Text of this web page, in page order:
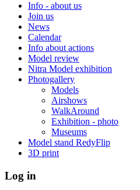
Info - about us
Join us
News
Calendar
Info about actions
Model review
Nitra Model exhibition
Photogallery
Models
Airshows
WalkAround
Exhibition - photo
Museums
Model stand RedyFlip
3D print
Log in